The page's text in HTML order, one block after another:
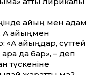
ат­ты лирикалық
қайың мен адам
қайыңмен
«Ақ қайыңдар, сүт­тей
қара дақ бар», – деп
түскеніне